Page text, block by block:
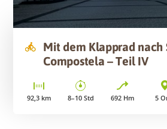
Mit dem Klapprad nach
Compostela – Teil IV
92,3km 8–10 Std 692 Hm 5